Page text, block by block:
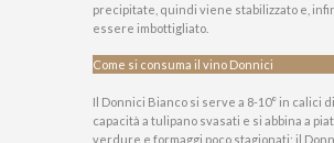
precipitate, quindi viene stabilizzato e,
essere imbottigliato.
Come si consuma il vino Donnici
Il Donnici Bianco si serve a 8-10° in calici
capacità a tulipano svasati e si abbina a
verdure e formaggi poco stagionati; il